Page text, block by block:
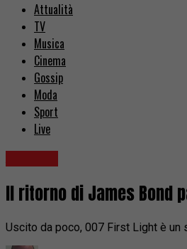
Attualità
TV
Musica
Cinema
Gossip
Moda
Sport
Live
Il ritorno di James Bond
Uscito da poco, 007 First Light è un